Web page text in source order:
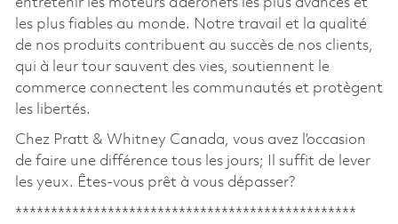
entretenir les moteurs d’aéronefs les plus avancés et
les plus fiables au monde. Notre travail et la qualité
de nos produits contribuent au succès de nos clients,
qui à leur tour sauvent des vies, soutiennent le
commerce connectent les communautés et protègent
les libertés.
Chez Pratt & Whitney Canada, vous avez l’occasion
de faire une différence tous les jours; Il suffit de lever
les yeux. Êtes-vous prêt à vous dépasser?
************************************************